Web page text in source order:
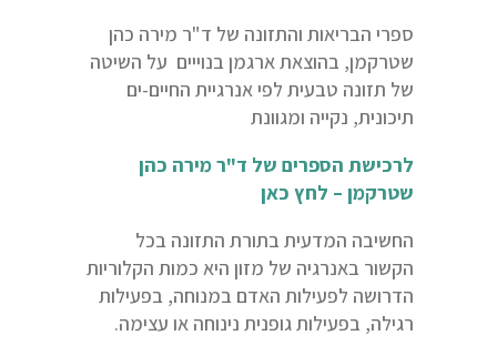
ספרי הבריאות והתזונה של ד"ר מירה כהן
שטרקמן, בהוצאת ארגמן בנוייים על השיטה
של תזונה טבעית לפי אנרגיית החיים-ים
תיכונית, נקייה ומגוונת
לרכישת הספרים של ד"ר מירה כהן
שטרקמן – לחץ כאן
החשיבה המדעית בתורת התזונה בכל
הקשור באנרגיה של מזון היא כמות הקלוריות
הדרושה לפעילות האדם במנוחה, בפעילות
רגילה, בפעילות גופנית נינוחה או עצימה.